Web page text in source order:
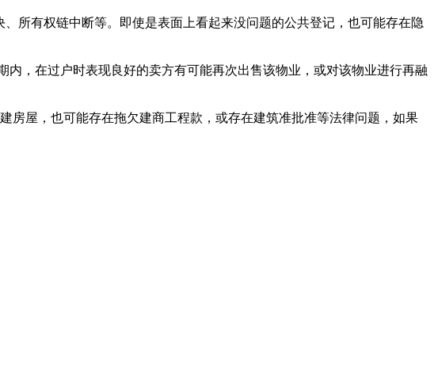
所有权链中断等。即使是表面上看起来没问题的公共登记，也可能存在隐
，在过户时表现良好的卖方有可能再次出售该物业，或对该物业进行再融
房屋，也可能存在拖欠建商工程款，或存在建筑准批准等法律问题，如果